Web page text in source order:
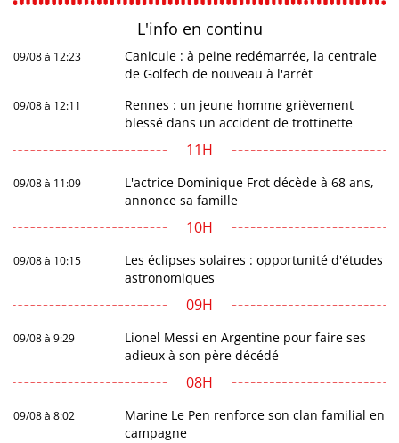
L'info en continu
09/08 à 12:23
Canicule : à peine redémarrée, la centrale
de Golfech de nouveau à l'arrêt
09/08 à 12:11
Rennes : un jeune homme grièvement
blessé dans un accident de trottinette
11H
09/08 à 11:09
L'actrice Dominique Frot décède à 68 ans,
annonce sa famille
10H
09/08 à 10:15
Les éclipses solaires : opportunité d'études
astronomiques
09H
09/08 à 9:29
Lionel Messi en Argentine pour faire ses
adieux à son père décédé
08H
09/08 à 8:02
Marine Le Pen renforce son clan familial en
campagne